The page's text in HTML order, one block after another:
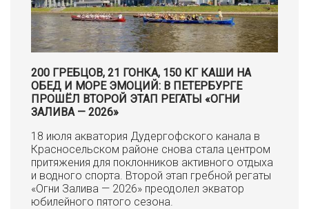
200 ГРЕБЦОВ, 21 ГОНКА, 150 КГ КАШИ НА
ОБЕД И МОРЕ ЭМОЦИЙ: В ПЕТЕРБУРГЕ
ПРОШЁЛ ВТОРОЙ ЭТАП РЕГАТЫ «ОГНИ
ЗАЛИВА — 2026»
18 июля акватория Дудергофского канала в
Красносельском районе снова стала центром
притяжения для поклонников активного отдыха
и водного спорта. Второй этап гребной регаты
«Огни Залива — 2026» преодолел экватор
юбилейного пятого сезона.